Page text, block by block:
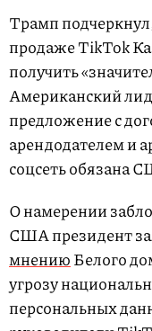
Трамп
продаже TikTok
получить
Американский
предложение с
арендодателем и
соцсеть обязана
О намерении
США президент
мнениюБелого
угрозу
персональных